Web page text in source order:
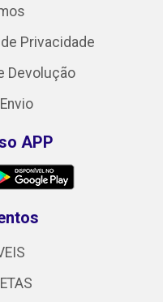
Privacidade
Devolução
APP